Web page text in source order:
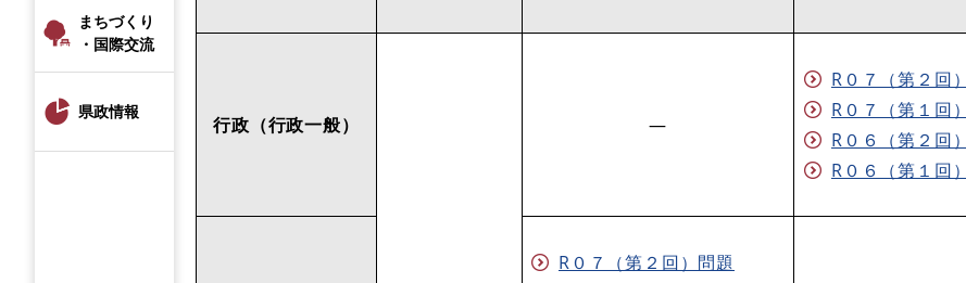
まちづくり
・国際交流
県政情報
行政（行政一般） ―
R０７（第２回
R０７（第１回
​R０６（第２回
R０６（第１回
R０７（第２回）問題